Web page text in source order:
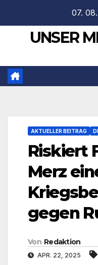
springen
07.
UNSER
AKTUELLER BEITRAG
Riskiert
Merz
gegen
Von Redaktion
APR. 22, 2025